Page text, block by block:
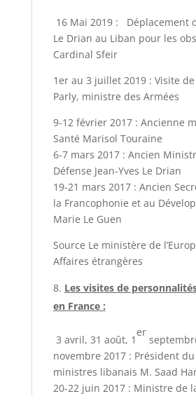
16 Mai 2019 : Déplacement
Le Drian au Liban pour les
Cardinal Sfeir
1er au 3 juillet 2019 : Visite
Parly, ministre des Armées
9-12 février 2017 : Ancienne
Santé Marisol Touraine
6-7 mars 2017 : Ancien
Défense Jean-Yves Le Drian
19-21 mars 2017 : Ancien
la Francophonie et au
Marie Le Guen
Source Le ministère de
Affaires étrangères
Les visites de
en France :
3 avril, 31 août, 1
er
novembre 2017 : Président
ministres libanais M. Saad
20-22 juin 2017 : Ministre de